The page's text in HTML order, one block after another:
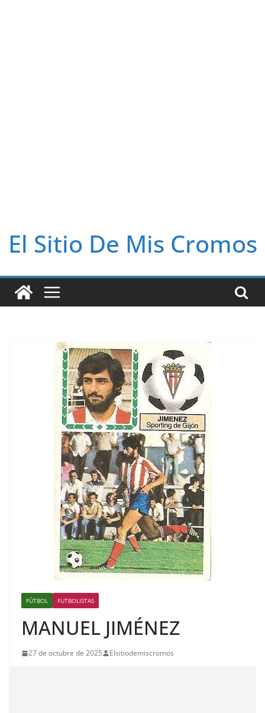
El Sitio De Mis Cromos
FÚTBOL FUTBOLISTAS
MANUEL JIMÉNEZ
27 de octubre de 2025 Elsitiodemiscromos